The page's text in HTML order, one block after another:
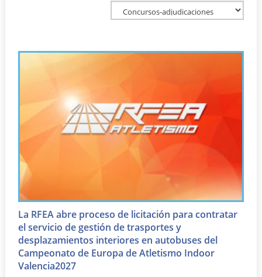
La RFEA abre proceso de licitación para contratar
el servicio de gestión de trasportes y
desplazamientos interiores en autobuses del
Campeonato de Europa de Atletismo Indoor
Valencia2027